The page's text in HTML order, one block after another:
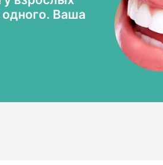
одного. Ваша